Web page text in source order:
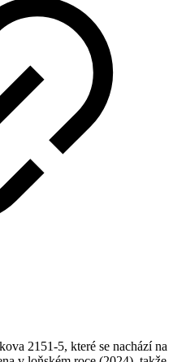
2151-5, které se nachází na